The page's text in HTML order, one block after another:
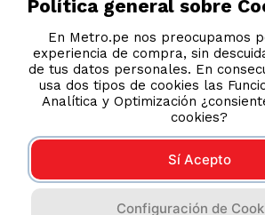
AYUDA
(511) 613-8888
TIENDAS ONLINE
NOSOTROS
CONTÁCTANOS
Política general sobre
En Metro.pe nos preocupamos
experiencia de compra, sin
de tus datos personales. En
usa dos tipos de cookies las
Analítica y Optimización
cookies?
Sí Acepto
Configuración de